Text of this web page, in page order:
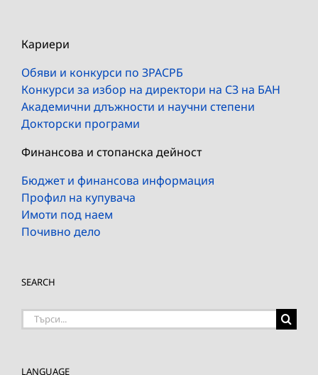
Кариери
Обяви и конкурси по ЗРАСРБ
Конкурси за избор на директори на СЗ на БАН
Академични длъжности и научни степени
Докторски програми
Финансова и стопанска дейност
Бюджет и финансова информация
Профил на купувача
Имоти под наем
Почивно дело
SEARCH
Търсене
LANGUAGE